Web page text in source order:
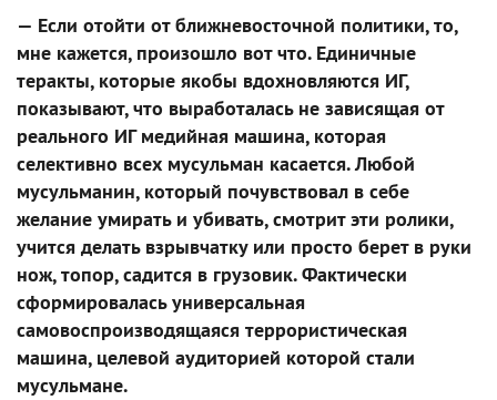
— Если отойти от ближневосточной политики, то,
мне кажется, произошло вот что. Единичные
теракты, которые якобы вдохновляются ИГ,
показывают, что выработалась не зависящая от
реального ИГ медийная машина, которая
селективно всех мусульман касается. Любой
мусульманин, который почувствовал в себе
желание умирать и убивать, смотрит эти ролики,
учится делать взрывчатку или просто берет в руки
нож, топор, садится в грузовик. Фактически
сформировалась универсальная
самовоспроизводящаяся террористическая
машина, целевой аудиторией которой стали
мусульмане.